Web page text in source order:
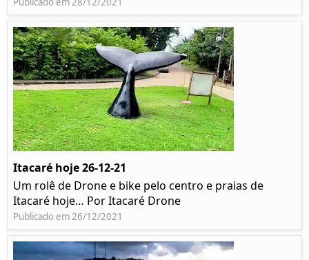
Itacaré hoje 26-12-21
Um rolê de Drone e bike pelo centro e praias de
Itacaré hoje… Por Itacaré Drone
Publicado em 26/12/2021